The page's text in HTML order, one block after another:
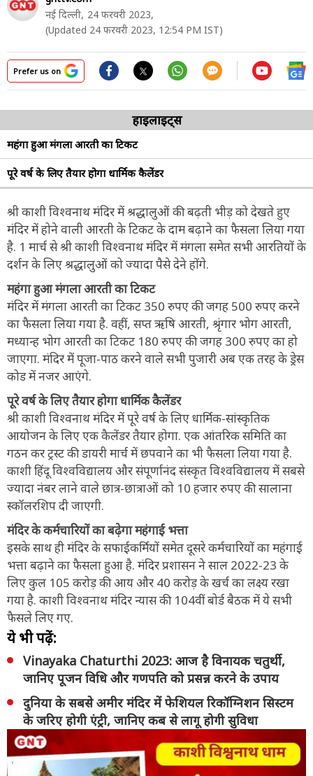
नई दिल्ली, 24 फरवरी 2023,
(Updated 24 फरवरी 2023, 12:54 PM IST)
Prefer us on
हाइलाइट्स
महंगा हुआ मंगला आरती का टिकट
पूरे वर्ष के लिए तैयार होगा धार्मिक कैलेंडर
श्री काशी विश्वनाथ मंदिर में श्रद्धालुओं की बढ़ती भीड़ को देखते हुए
मंदिर में होने वाली आरती के टिकट के दाम बढ़ाने का फैसला लिया गया
है. 1 मार्च से श्री काशी विश्वनाथ मंदिर में मंगला समेत सभी आरतियों के
दर्शन के लिए श्रद्धालुओं को ज्यादा पैसे देने होंगे.
महंगा हुआ मंगला आरती का टिकट
मंदिर में मंगला आरती का टिकट 350 रुपए की जगह 500 रुपए करने
का फैसला लिया गया है. वहीं, सप्त ऋषि आरती, श्रृंगार भोग आरती,
मध्यान्ह भोग आरती का टिकट 180 रुपए की जगह 300 रुपए का हो
जाएगा. मंदिर में पूजा-पाठ करने वाले सभी पुजारी अब एक तरह के ड्रेस
कोड में नजर आएंगे.
पूरे वर्ष के लिए तैयार होगा धार्मिक कैलेंडर
श्री काशी विश्वनाथ मंदिर में पूरे वर्ष के लिए धार्मिक-सांस्कृतिक
आयोजन के लिए एक कैलेंडर तैयार होगा. एक आंतरिक समिति का
गठन कर ट्रस्ट की डायरी मार्च में छपवाने का भी फैसला लिया गया है.
काशी हिंदू विश्वविद्यालय और संपूर्णानंद संस्कृत विश्वविद्यालय में सबसे
ज्यादा नंबर लाने वाले छात्र-छात्राओं को 10 हजार रुपए की सालाना
स्कॉलरशिप दी जाएगी.
मंदिर के कर्मचारियों का बढ़ेगा महंगाई भत्ता
इसके साथ ही मंदिर के सफाईकर्मियों समेत दूसरे कर्मचारियों का महंगाई
भत्ता बढ़ाने का फैसला हुआ है. मंदिर प्रशासन ने साल 2022-23 के
लिए कुल 105 करोड़ की आय और 40 करोड़ के खर्च का लक्ष्य रखा
गया है. काशी विश्वनाथ मंदिर न्यास की 104वीं बोर्ड बैठक में ये सभी
फैसले लिए गए.
ये भी पढ़ें:
Vinayaka Chaturthi 2023: आज है विनायक चतुर्थी,
जानिए पूजन विधि और गणपति को प्रसन्न करने के उपाय
दुनिया के सबसे अमीर मंदिर में फेशियल रिकॉग्निशन सिस्टम
के जरिए होगी एंट्री, जानिए कब से लागू होगी सुविधा